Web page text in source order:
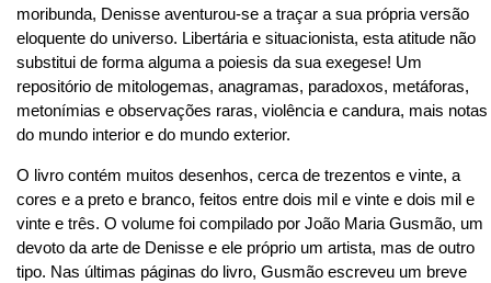
moribunda, Denisse aventurou-se a traçar a sua própria versão
eloquente do universo. Libertária e situacionista, esta atitude não
substitui de forma alguma a poiesis da sua exegese! Um
repositório de mitologemas, anagramas, paradoxos, metáforas,
metonímias e observações raras, violência e candura, mais notas
do mundo interior e do mundo exterior.
O livro contém muitos desenhos, cerca de trezentos e vinte, a
cores e a preto e branco, feitos entre dois mil e vinte e dois mil e
vinte e três. O volume foi compilado por João Maria Gusmão, um
devoto da arte de Denisse e ele próprio um artista, mas de outro
tipo. Nas últimas páginas do livro, Gusmão escreveu um breve